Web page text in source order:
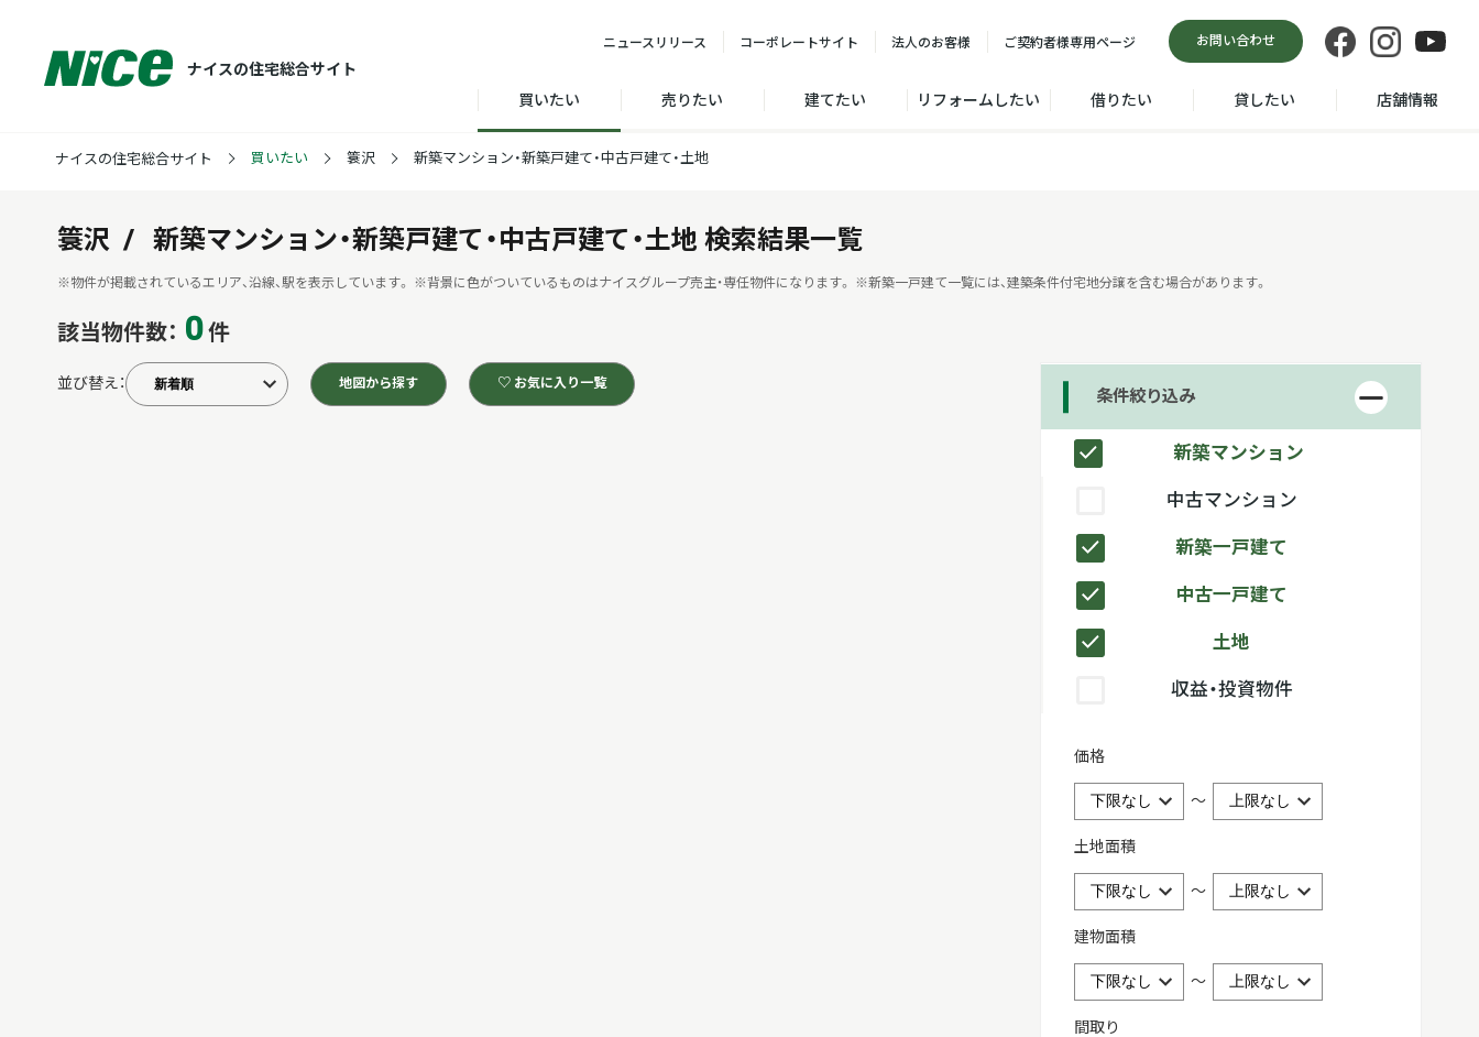
ナイスの住宅総合サイト
ニュース リリース コーポレートサイト 法人のお客様 ご契約者様専用ページ お問い合わせ
買いたい 売りたい 建てたい リフォームしたい 借りたい 貸したい 店舗情報
ナイスの住宅総合サイト 買いたい 簑沢 新築マンション・新築戸建て・中古戸建て・土地
簑沢 新築マンション・新築戸建て・中古戸建て・土地 検索結果一覧
※物件が掲載されているエリア、沿線、駅を表示しています。 ※背景に色がついているものはナイスグループ売主・専任物件になります。 ※新築一戸建て一覧には、建築条件付宅地分譲を含む場合があります。
該当物件数： 0 件
条件絞り込み
新築マンション
中古マンション
新築一戸建て
中古一戸建て
土地
収益・投資物件
価格
～
土地面積
～
建物面積
～
間取り
並び替え： 地図から探す ♡ お気に入り一覧